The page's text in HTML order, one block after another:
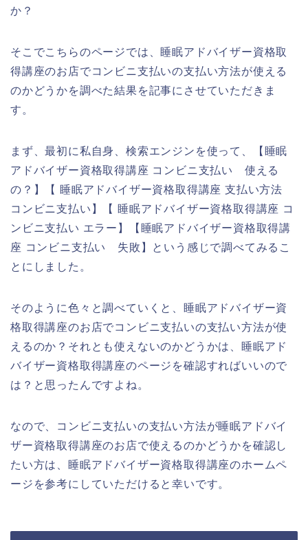
か？
そこでこちらのページでは、睡眠アドバイザー資格取
得講座のお店でコンビニ支払いの支払い方法が使える
のかどうかを調べた結果を記事にさせていただきま
す。
まず、最初に私自身、検索エンジンを使って、【睡眠
アドバイザー資格取得講座 コンビニ支払い 使える
の？】【 睡眠アドバイザー資格取得講座 支払い方法
コンビニ支払い】【 睡眠アドバイザー資格取得講座 コ
ンビニ支払い エラー】【睡眠アドバイザー資格取得講
座 コンビニ支払い 失敗】という感じで調べてみるこ
とにしました。
そのように色々と調べていくと、睡眠アドバイザー資
格取得講座のお店でコンビニ支払いの支払い方法が使
えるのか？それとも使えないのかどうかは、睡眠アド
バイザー資格取得講座のページを確認すればいいので
は？と思ったんですよね。
なので、コンビニ支払いの支払い方法が睡眠アドバイ
ザー資格取得講座のお店で使えるのかどうかを確認し
たい方は、睡眠アドバイザー資格取得講座のホームペ
ージを参考にしていただけると幸いです。